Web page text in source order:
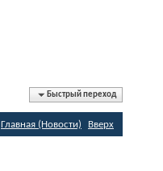
Быстрый переход
Главная (Новости) Вверх